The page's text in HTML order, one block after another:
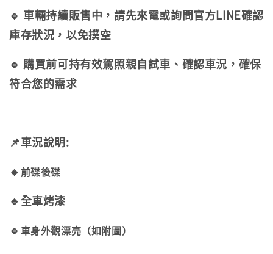
🔹 車輛持續販售中，請先來電或詢問官方LINE確認
庫存狀況，以免撲空
🔹 購買前可持有效駕照親自試車、確認車況，確保
符合您的需求
📌車況說明:
🔹 前碟後碟
🔹全車烤漆
🔹 車身外觀漂亮（如附圖）